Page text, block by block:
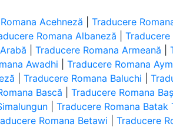
Acehneză |Traducere
Romana Albaneză |Traducere
|Traducere Romana Armeană |
Awadhi |Traducere Romana
|Traducere Romana Baluchi |
Bască |Traducere Romana
|Traducere Romana Batak
Romana Betawi |Traducere